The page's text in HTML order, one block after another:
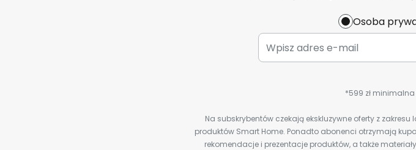
Osoba
*599 zł
Na subskrybentów czekają ekskluzywne oferty z
produktów Smart Home. Ponadto abonenci otrzymają
rekomendacje i prezentacje produktów, a także